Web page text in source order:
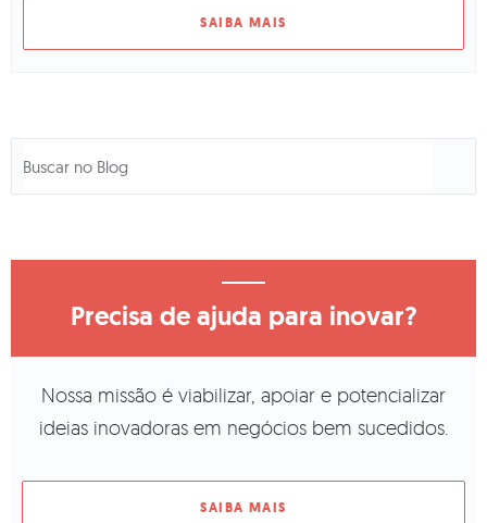
SAIBA MAIS
Precisa de ajuda para inovar?
Nossa missão é viabilizar, apoiar e potencializar
ideias inovadoras em negócios bem sucedidos.
SAIBA MAIS